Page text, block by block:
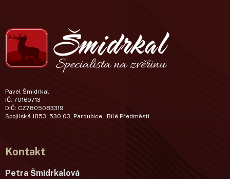
Pavel Šmidrkal
IČ: 70169713
DIČ: CZ7805083319
Spojilská 1853, 530 03, Pardubice – Bílé Předměstí
Kontakt
Petra Šmidrkalová